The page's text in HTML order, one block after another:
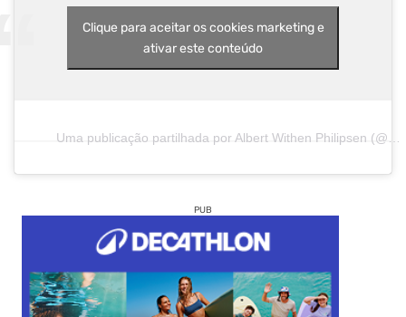
Clique para aceitar os cookies marketing e
ativar este conteúdo
PUB